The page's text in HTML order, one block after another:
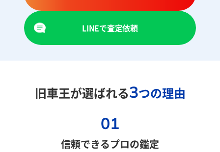
LINEで査定依頼
旧車王が選ばれる3つの理由
01
信頼できるプロの鑑定